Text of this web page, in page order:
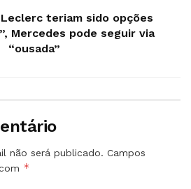
teriam sido opções
Mercedes pode seguir via
“ousada”
não será publicado. Campos
*